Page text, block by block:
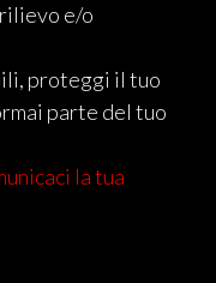
e/o
proteggi il tuo
parte del tuo
la tua